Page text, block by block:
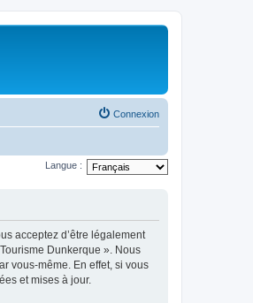
Connexion
Langue :
acceptez d’être légalement
Dunkerque ». Nous
vous-même. En effet, si vous
et mises à jour.